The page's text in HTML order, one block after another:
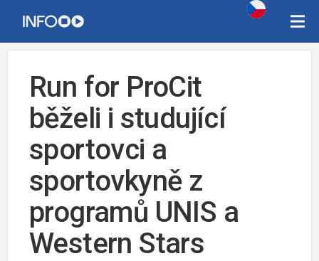
Run for ProCit
běželi i studující
sportovci a
sportovkyně z
programů UNIS a
Western Stars